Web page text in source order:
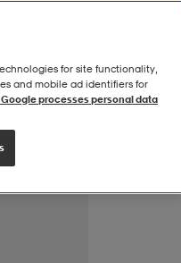
for site functionality,
and mobile ad identifiers for
processes personal data